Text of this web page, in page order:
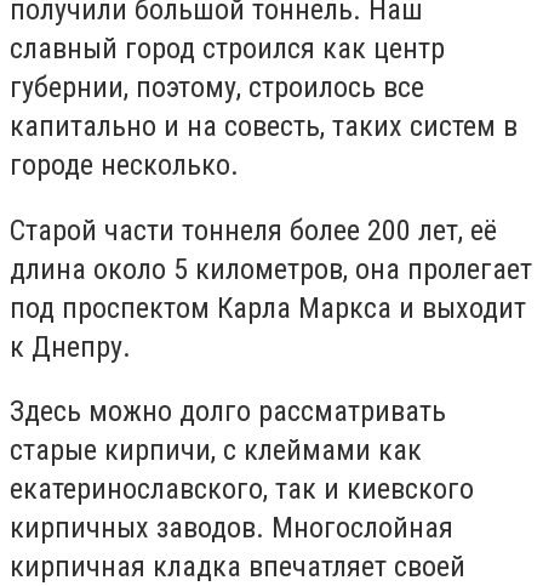
получили большой тоннель. Наш
славный город строился как центр
губернии, поэтому, строилось все
капитально и на совесть, таких систем в
городе несколько.
Старой части тоннеля более 200 лет, её
длина около 5 километров, она пролегает
под проспектом Карла Маркса и выходит
к Днепру.
Здесь можно долго рассматривать
старые кирпичи, с клеймами как
екатеринославского, так и киевского
кирпичных заводов. Многослойная
кирпичная кладка впечатляет своей